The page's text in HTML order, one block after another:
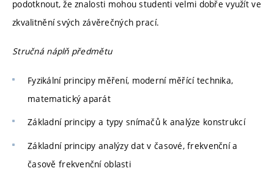
podotknout, že znalosti mohou studenti velmi dobře využít ve
zkvalitnění svých závěrečných prací.
Stručná náplň předmětu
Fyzikální principy měření, moderní měřící technika,
matematický aparát
Základní principy a typy snímačů k analýze konstrukcí
Základní principy analýzy dat v časové, frekvenční a
časově frekvenční oblasti